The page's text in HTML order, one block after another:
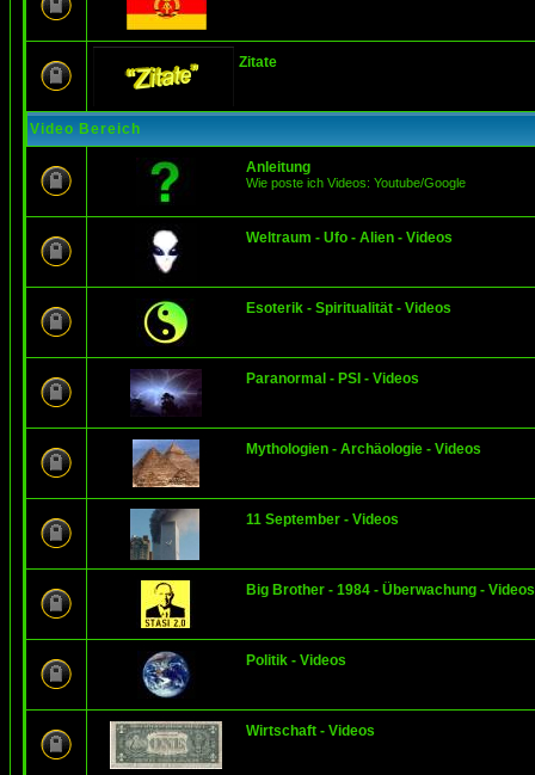
Zitate
Video Bereich
Anleitung
Wie poste ich Videos: Youtube/Google
Weltraum - Ufo - Alien - Videos
Esoterik - Spiritualität - Videos
Paranormal - PSI - Videos
Mythologien - Archäologie - Videos
11 September - Videos
Big Brother - 1984 - Überwachung - Videos
Politik - Videos
Wirtschaft - Videos